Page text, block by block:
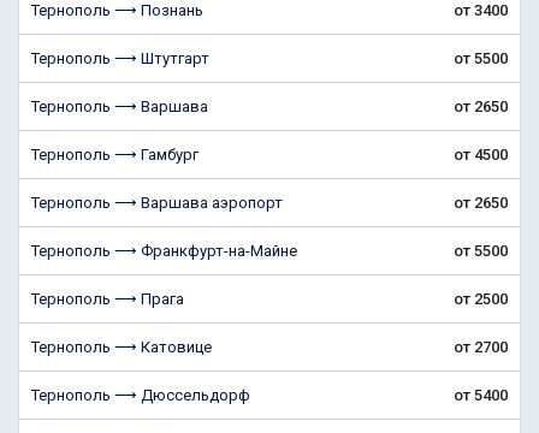
Тернополь ⟶ Познань от 3400
Тернополь ⟶ Штутгарт от 5500
Тернополь ⟶ Варшава от 2650
Тернополь ⟶ Гамбург от 4500
Тернополь ⟶ Варшава аэропорт от 2650
Тернополь ⟶ Франкфурт-на-Майне от 5500
Тернополь ⟶ Прага от 2500
Тернополь ⟶ Катовице от 2700
Тернополь ⟶ Дюссельдорф от 5400